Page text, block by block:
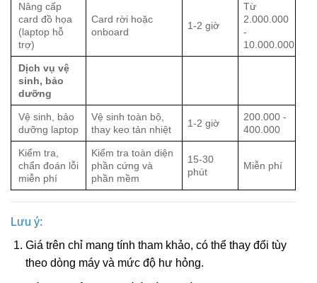
Nâng cấp
card đồ họa
(laptop hỗ
trợ)
Card rời hoặc
onboard
1-2 giờ
Từ
2.000.000
-
10.000.000
Dịch vụ vệ
sinh, bảo
dưỡng
Vệ sinh, bảo
dưỡng laptop
Vệ sinh toàn bộ,
thay keo tản nhiệt
1-2 giờ
200.000 -
400.000
Kiểm tra,
chẩn đoán lỗi
miễn phí
Kiểm tra toàn diện
phần cứng và
phần mềm
15-30
phút
Miễn phí
Lưu ý:
Giá trên chỉ mang tính tham khảo, có thể thay đổi tùy
theo dòng máy và mức độ hư hỏng.